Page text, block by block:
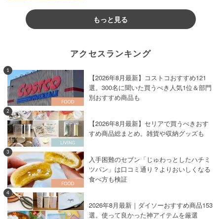
もっと見る
アクセスランキング
1
【2026年8月最新】コストコおすすめ121
選。300名に聞いた買うべき人気1位＆部門
別おすすめ商品も
2
【2026年8月最新】セリアで買うべきおす
すめ商品総まとめ。雑貨や収納グッズも
3
入手困難のセブン「じゅわっとしたハチミ
ツパン」は口コミ通り？よりおいしくなる
食べ方も検証
4
2026年8月最新｜ダイソーおすすめ商品153
選。使って良かった神アイテムを厳選